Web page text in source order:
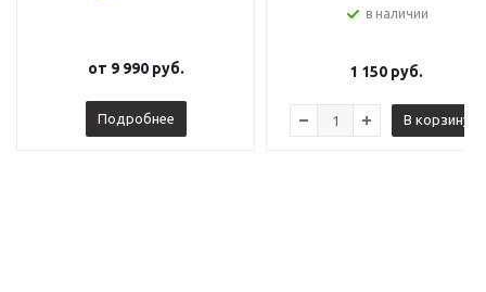
от 9 990 руб.
Подробнее
в наличии
1 150руб.
В корзину